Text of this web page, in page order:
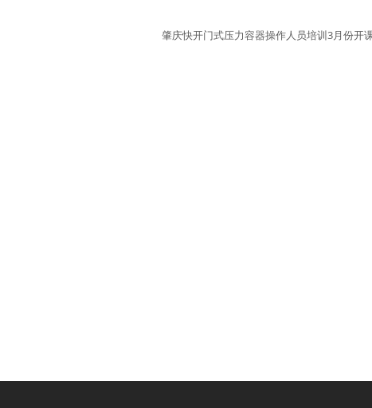
肇庆快开门式压力容器操作人员培训3月份开